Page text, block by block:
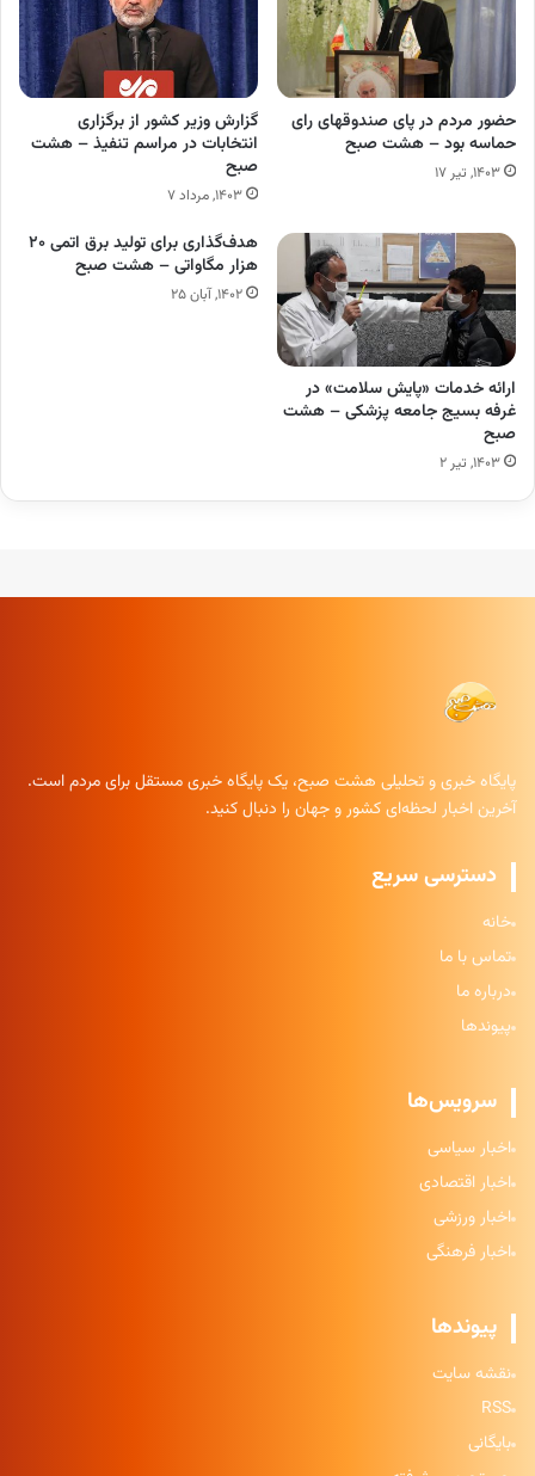
حضور مردم در پای صندوقهای رای
حماسه بود – هشت صبح
۱۴۰۳, تیر ۱۷
گزارش وزیر کشور از برگزاری
انتخابات در مراسم تنفیذ – هشت
صبح
۱۴۰۳, مرداد ۷
ارائه خدمات «پایش سلامت» در
غرفه بسیج جامعه پزشکی – هشت
صبح
۱۴۰۳, تیر ۲
هدف‌گذاری برای تولید برق اتمی ۲۰
هزار مگاواتی – هشت صبح
۱۴۰۲, آبان ۲۵
پایگاه خبری و تحلیلی هشت صبح، یک پایگاه خبری مستقل برای مردم است.
آخرین اخبار لحظه‌ای کشور و جهان را دنبال کنید.
دسترسی سریع
خانه
تماس با ما
درباره ما
پیوندها
سرویس‌ها
اخبار سیاسی
اخبار اقتصادی
اخبار ورزشی
اخبار فرهنگی
پیوندها
نقشه سایت
RSS
بایگانی